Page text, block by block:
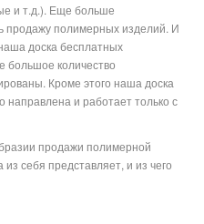
и т.д.). Еще больше
продажу полимерных изделий. И
доска бесплатных
большое количество
Кроме этого наша доска
направлена и работает только с
изделиями.
продажи полимерной
себя представляет, и из чего